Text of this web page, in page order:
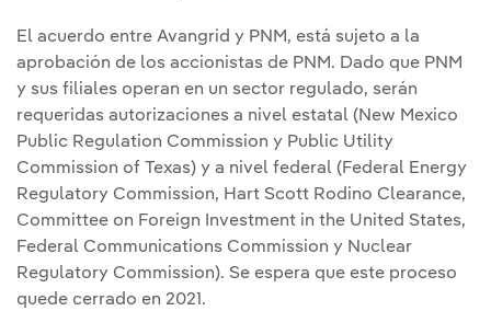
El acuerdo entre Avangrid y PNM, está sujeto a la
aprobación de los accionistas de PNM. Dado que PNM
y sus filiales operan en un sector regulado, serán
requeridas autorizaciones a nivel estatal (New Mexico
Public Regulation Commission y Public Utility
Commission of Texas) y a nivel federal (Federal Energy
Regulatory Commission, Hart Scott Rodino Clearance,
Committee on Foreign Investment in the United States,
Federal Communications Commission y Nuclear
Regulatory Commission). Se espera que este proceso
quede cerrado en 2021.